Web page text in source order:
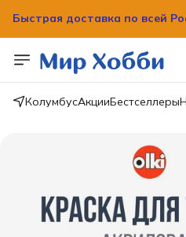
вашим домом!
КолумбусАкцииБестселлеры